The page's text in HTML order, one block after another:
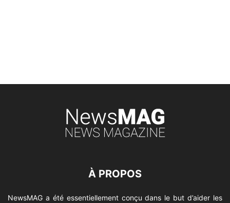
À PROPOS
NewsMAG a été essentiellement conçu dans le but d’aider les